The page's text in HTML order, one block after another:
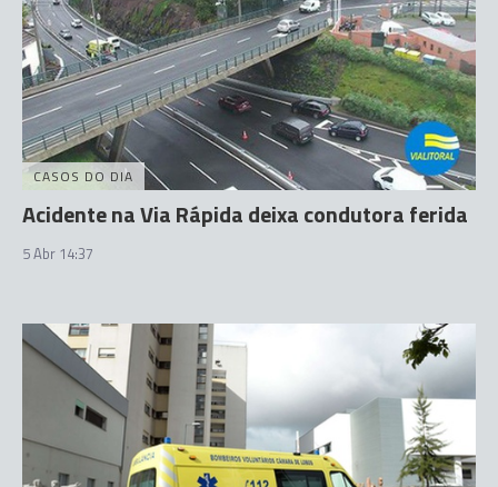
CASOS DO DIA
Acidente na Via Rápida deixa condutora ferida
5 Abr 14:37